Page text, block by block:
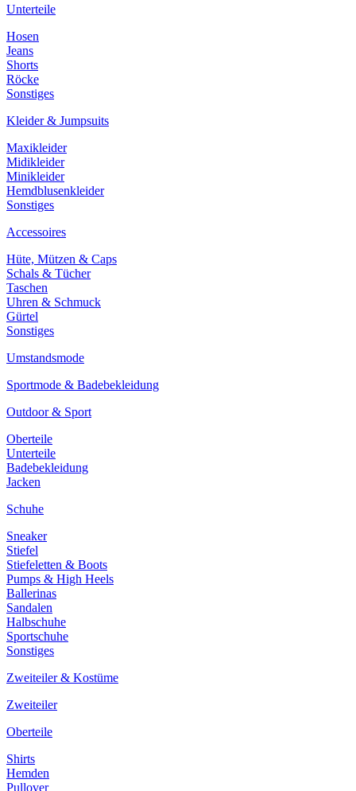
Unterteile
Hosen
Jeans
Shorts
Röcke
Sonstiges
Kleider & Jumpsuits
Maxikleider
Midikleider
Minikleider
Hemdblusenkleider
Sonstiges
Accessoires
Hüte, Mützen & Caps
Schals & Tücher
Taschen
Uhren & Schmuck
Gürtel
Sonstiges
Umstandsmode
Sportmode & Badebekleidung
Outdoor & Sport
Oberteile
Unterteile
Badebekleidung
Jacken
Schuhe
Sneaker
Stiefel
Stiefeletten & Boots
Pumps & High Heels
Ballerinas
Sandalen
Halbschuhe
Sportschuhe
Sonstiges
Zweiteiler & Kostüme
Zweiteiler
Oberteile
Shirts
Hemden
Pullover